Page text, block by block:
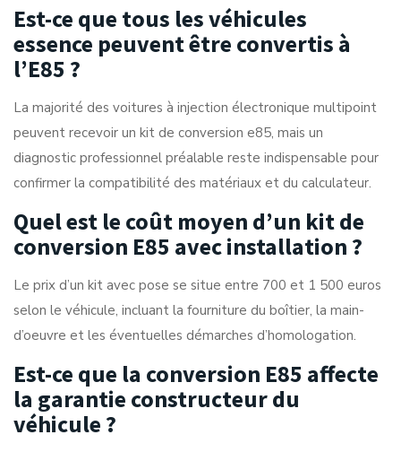
Est-ce que tous les véhicules
essence peuvent être convertis à
l’E85 ?
La majorité des voitures à injection électronique multipoint
peuvent recevoir un kit de conversion e85, mais un
diagnostic professionnel préalable reste indispensable pour
confirmer la compatibilité des matériaux et du calculateur.
Quel est le coût moyen d’un kit de
conversion E85 avec installation ?
Le prix d’un kit avec pose se situe entre 700 et 1 500 euros
selon le véhicule, incluant la fourniture du boîtier, la main-
d’oeuvre et les éventuelles démarches d’homologation.
Est-ce que la conversion E85 affecte
la garantie constructeur du
véhicule ?